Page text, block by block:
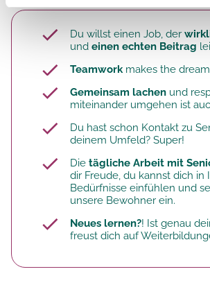
Du willst einen Job, der
und einen echten Beitrag
Teamworkmakes the
Gemeinsam lachen und
miteinander umgehen ist
Du hast schon Kontakt zu
deinem Umfeld? Super!
Die tägliche Arbeit mit
dir Freude, du kannst dich in
Bedürfnisse einfühlen und
unsere Bewohner ein.
Neues lernen?! Ist genau
freust dich auf